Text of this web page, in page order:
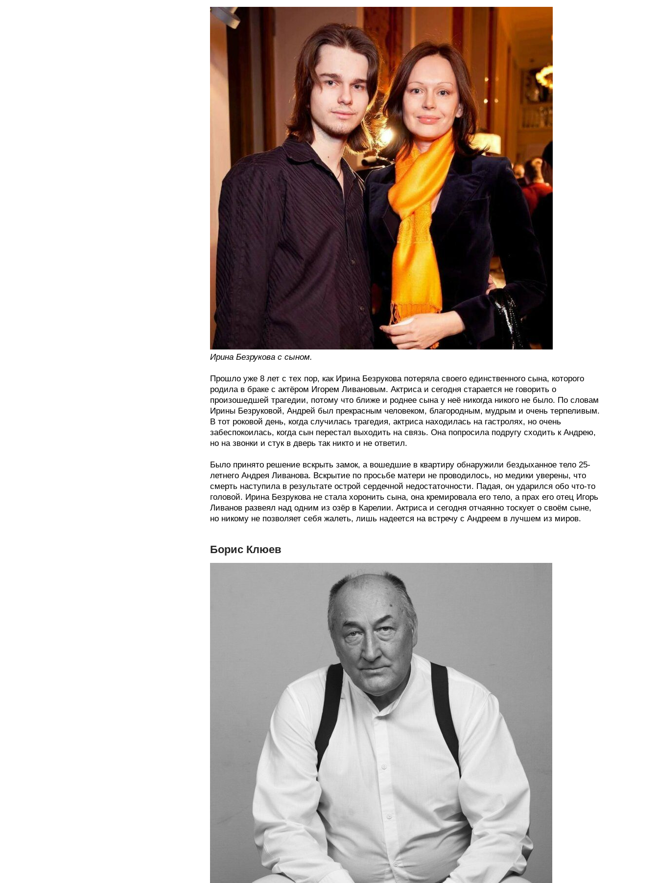
Ирина Безрукова с сыном.
Прошло уже 8 лет с тех пор, как Ирина Безрукова потеряла своего единственного сына, которого
родила в браке с актёром Игорем Ливановым. Актриса и сегодня старается не говорить о
произошедшей трагедии, потому что ближе и роднее сына у неё никогда никого не было. По словам
Ирины Безруковой, Андрей был прекрасным человеком, благородным, мудрым и очень терпеливым.
В тот роковой день, когда случилась трагедия, актриса находилась на гастролях, но очень
забеспокоилась, когда сын перестал выходить на связь. Она попросила подругу сходить к Андрею,
но на звонки и стук в дверь так никто и не ответил.
Было принято решение вскрыть замок, а вошедшие в квартиру обнаружили бездыханное тело 25-
летнего Андрея Ливанова. Вскрытие по просьбе матери не проводилось, но медики уверены, что
смерть наступила в результате острой сердечной недостаточности. Падая, он ударился обо что-то
головой. Ирина Безрукова не стала хоронить сына, она кремировала его тело, а прах его отец Игорь
Ливанов развеял над одним из озёр в Карелии. Актриса и сегодня отчаянно тоскует о своём сыне,
но никому не позволяет себя жалеть, лишь надеется на встречу с Андреем в лучшем из миров.
Борис Клюев